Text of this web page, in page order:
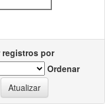
registros por
Ordenar